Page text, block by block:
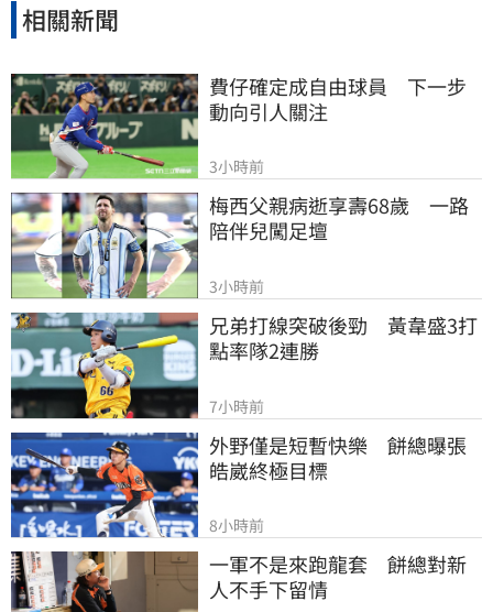
相關新聞
費仔確定成自由球員　下一步
動向引人關注
3小時前
梅西父親病逝享壽68歲　一路
陪伴兒闖足壇
3小時前
兄弟打線突破後勁　黃韋盛3打
點率隊2連勝
7小時前
外野僅是短暫快樂　餅總曝張
皓崴終極目標
8小時前
一軍不是來跑龍套　餅總對新
人不手下留情